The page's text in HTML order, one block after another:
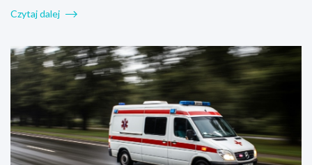
Czytaj dalej